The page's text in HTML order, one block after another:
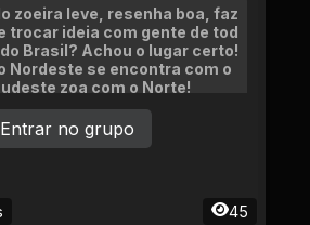
zoeira leve, resenha boa, faz
trocar ideia com gente de tod
Brasil? Achou o lugar certo!
Nordeste se encontra com o
zoa com o Norte!
45
Entrar no grupo